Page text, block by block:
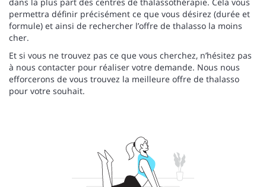
permettra définir précisément ce que vous désirez (durée et
formule) et ainsi de rechercher l’offre de thalasso la moins
cher.
Et si vous ne trouvez pas ce que vous cherchez, n’hésitez pas
à nous contacter pour réaliser votre demande. Nous nous
efforcerons de vous trouvez la meilleure offre de thalasso
pour votre souhait.